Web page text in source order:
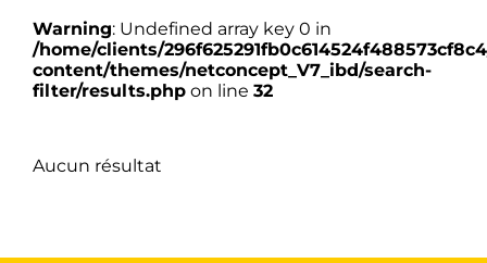
Warning: Undefined array key 0 in
/home/clients/
content/themes/netconcept_V7_ibd/search-
filter/results.php on line 32
Aucun résultat